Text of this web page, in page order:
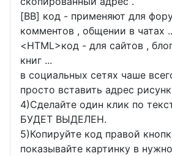
[BB] код - применяют для
комментов , общении в чатах
<HTML>код - для сайтов ,
книг ...
в социальных сетях чаше
просто вставить адрес
4)Сделайте один клик по
БУДЕТ ВЫДЕЛЕН.
5)Копируйте код правой
показывайте картинку в